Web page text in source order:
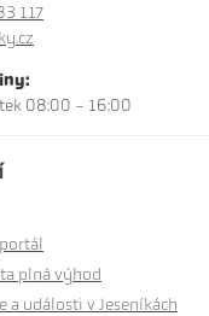
117
08:00 - 16:00
plná výhod
a události v Jeseníkách